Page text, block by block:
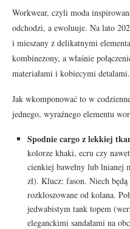
Workwear, czyli moda
odchodzi, a ewoluuje. Na lato
i mieszany z delikatnymi
kombinezony, a właśnie
materiałami i kobiecymi detalami.
Jak wkomponować to w
jednego, wyraźnego elementu
Spodnie cargo z lekkiej
kolorze khaki, ecru czy
cienkiej bawełny lub lnianej
zł). Klucz: fason. Niech
rozkloszowane od kolana.
jedwabistym tank topem
eleganckimi sandałami na